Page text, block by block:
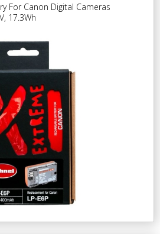
For Canon Digital Cameras
17.3Wh